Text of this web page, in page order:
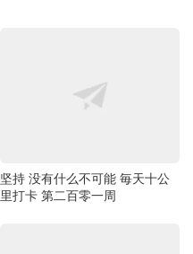
坚持 没有什么不可能 毎天十公
里打卡 第二百零一周